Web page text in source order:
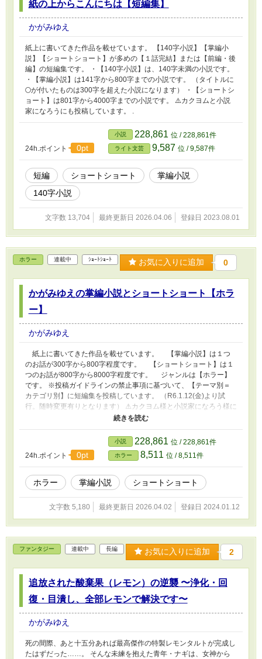
紙の上からこんにちは【短編集】
かがみゆえ
紙上に書いてきた作品を載せています。 【140字小説】【掌編小
説】【ショートショート】が多めの【１話完結】または【前編・後
編】の短編集です。 ・【140字小説】は、140字未満の小説です。
・【掌編小説】は141字から800字までの小説です。 （タイトルに
🌕️が付いたものは300字を超えた小説になります） ・【ショートシ
ョート】は801字から4000字までの小説です。 ⚠️カクヨムと小説
家になろうにも投稿しています。 .
24h.ポイント 0pt
小説 228,861 位 / 228,861件
ライト文芸 9,587 位 / 9,587件
短編 ショートショート
掌編小説
140字小説
文字数 13,704 最終更新日 2026.04.06 登録日 2023.08.01
ホラー 連載中 ｼｮｰﾄｼｮｰﾄ お気に入りに追加 0
かがみゆえの掌編小説とショートショート【ホラ
ー】
かがみゆえ
紙上に書いてきた作品を載せています。 【掌編小説】は１つ
のお話が300字から800字程度です。 【ショートショート】は１
つのお話が800字から8000字程度です。 ジャンルは【ホラー】
です。 ※投稿ガイドラインの禁止事項に基づいて、【テーマ別＝
カテゴリ別】に短編集を投稿しています。 （R6.1.12(金)より試
行。随時変更有りとなります） ⚠️カクヨム様と小説家になろう様に
も投稿しています。 ４月６日(月) 一身上の理由により、一部エピ
24h.ポイント 0pt
小説 228,861 位 / 228,861件
ホラー 8,511 位 / 8,511件
ホラー 掌編小説 ショートショート
文字数 5,180 最終更新日 2026.04.02 登録日 2024.01.12
ファンタジー 連載中 長編 お気に入りに追加 2
追放された酸棄果（レモン）の逆襲 〜浄化・回
復・目潰し、全部レモンで解決です〜
かがみゆえ
死の間際、あと十五分あれば最高傑作の特製レモンタルトが完成し
たはずだった……。 そんな未練を抱えた青年・ナギは、女神から